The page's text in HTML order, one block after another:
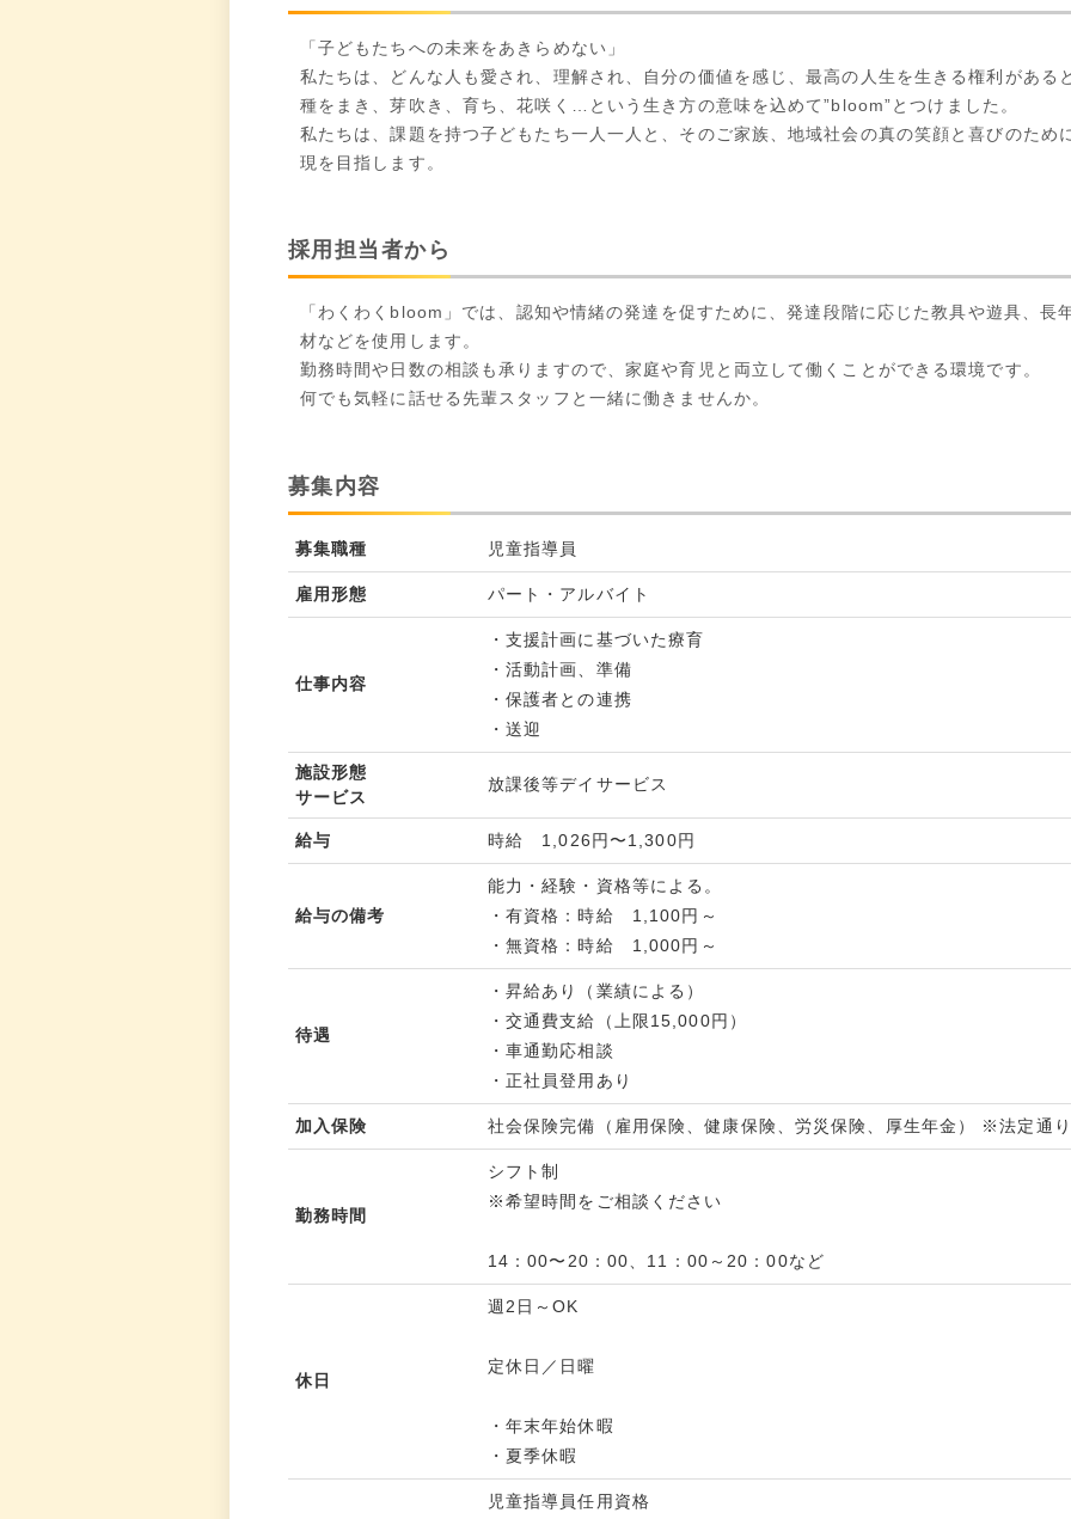
「子どもたちへの未来をあきらめない」
私たちは、どんな人も愛され、理解され、自分の価値を感じ、最高の人生を生きる権利がある
種をまき、芽吹き、育ち、花咲く…という生き方の意味を込めて”bloom”とつけました。
私たちは、課題を持つ子どもたち一人一人と、そのご家族、地域社会の真の笑顔と喜びのため
現を目指します。
採用担当者から
「わくわくbloom」では、認知や情緒の発達を促すために、発達段階に応じた教具や遊具、長
材などを使用します。
勤務時間や日数の相談も承りますので、家庭や育児と両立して働くことができる環境です。
何でも気軽に話せる先輩スタッフと一緒に働きませんか。
募集内容
募集職種 児童指導員
雇用形態 パート・アルバイト
仕事内容
・支援計画に基づいた療育
・活動計画、準備
・保護者との連携
・送迎
施設形態
サービス
放課後等デイサービス
給与 時給 1,026円〜1,300円
給与の備考
能力・経験・資格等による。
・有資格：時給 1,100円～
・無資格：時給 1,000円～
待遇
・昇給あり（業績による）
・交通費支給（上限15,000円）
・車通勤応相談
・正社員登用あり
加入保険 社会保険完備（雇用保険、健康保険、労災保険、厚生年金） ※法定通り
勤務時間
シフト制
※希望時間をご相談ください
14：00〜20：00、11：00～20：00など
休日
週2日～OK
定休日／日曜
・年末年始休暇
・夏季休暇
児童指導員任用資格